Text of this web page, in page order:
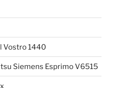
Vostro 1440
Siemens Esprimo V6515